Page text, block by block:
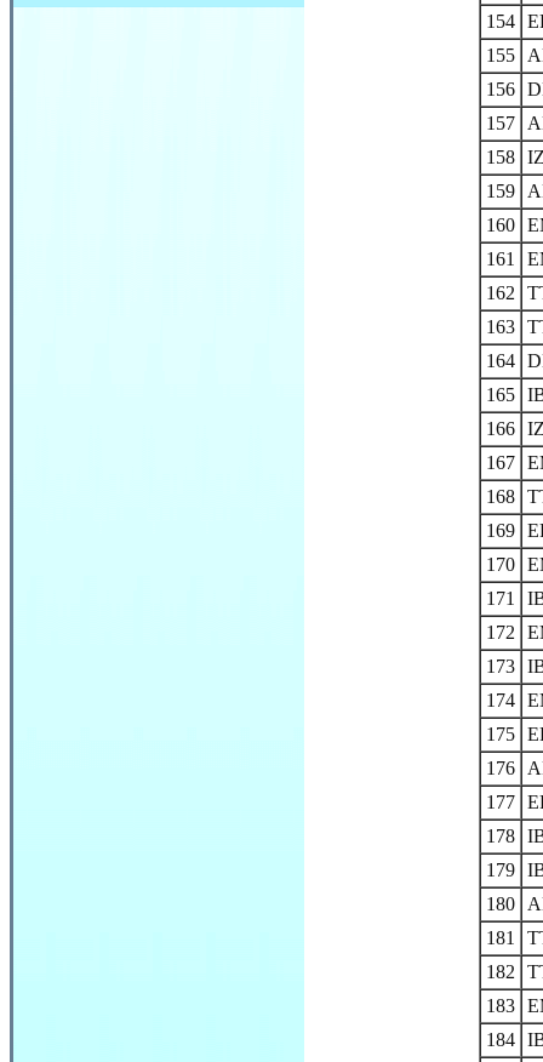
154
155
156
157
158
159
160
161
162
163
164
165
166
167
168
169
170
171
172
173
174
175
176
177
178
179
180
181
182
183
184